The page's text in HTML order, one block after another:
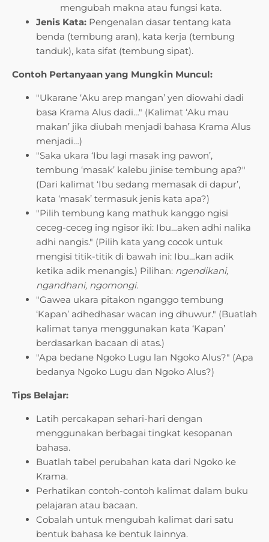
mengubah makna atau fungsi kata.
Jenis Kata: Pengenalan dasar tentang kata
benda (tembung aran), kata kerja (tembung
tanduk), kata sifat (tembung sipat).
Contoh Pertanyaan yang Mungkin Muncul:
"Ukarane ‘Aku arep mangan’ yen diowahi dadi
basa Krama Alus dadi…" (Kalimat ‘Aku mau
makan’ jika diubah menjadi bahasa Krama Alus
menjadi…)
"Saka ukara ‘Ibu lagi masak ing pawon’,
tembung ‘masak’ kalebu jinise tembung apa?"
(Dari kalimat ‘Ibu sedang memasak di dapur’,
kata ‘masak’ termasuk jenis kata apa?)
"Pilih tembung kang mathuk kanggo ngisi
ceceg-ceceg ing ngisor iki: Ibu…aken adhi nalika
adhi nangis." (Pilih kata yang cocok untuk
mengisi titik-titik di bawah ini: Ibu…kan adik
ketika adik menangis.) Pilihan: ngendikani,
ngandhani, ngomongi.
"Gawea ukara pitakon nganggo tembung
‘Kapan’ adhedhasar wacan ing dhuwur." (Buatlah
kalimat tanya menggunakan kata ‘Kapan’
berdasarkan bacaan di atas.)
"Apa bedane Ngoko Lugu lan Ngoko Alus?" (Apa
bedanya Ngoko Lugu dan Ngoko Alus?)
Tips Belajar:
Latih percakapan sehari-hari dengan
menggunakan berbagai tingkat kesopanan
bahasa.
Buatlah tabel perubahan kata dari Ngoko ke
Krama.
Perhatikan contoh-contoh kalimat dalam buku
pelajaran atau bacaan.
Cobalah untuk mengubah kalimat dari satu
bentuk bahasa ke bentuk lainnya.